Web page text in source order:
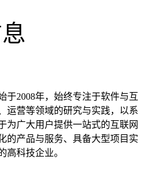
于2008年，始终专注于软件与互
运营等领域的研究与实践，以系
为广大用户提供一站式的互联网
的产品与服务、具备大型项目实
高科技企业。